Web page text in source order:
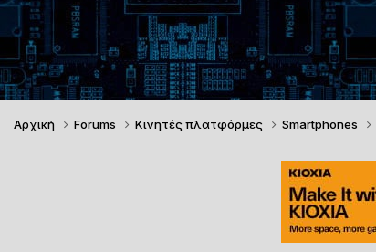
Αρχική Forums Κινητές πλατφόρμες Smartphones